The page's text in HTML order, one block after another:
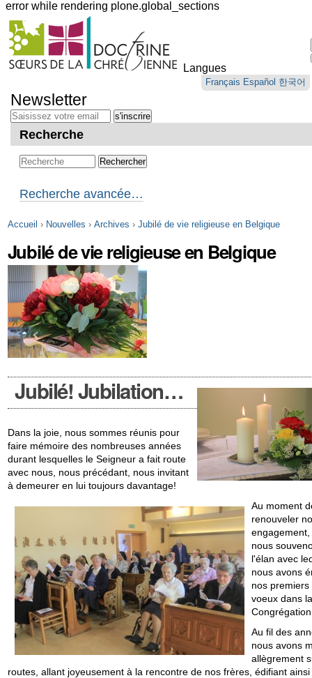
error while rendering plone.global_sections
Outils
personnels
Langues
Français Español 한국어
au
contenu.
Aller
navigation
Newsletter
Recherche
Recherche avancée…
Accueil › Nouvelles › Archives › Jubilé de vie religieuse en Belgique
Jubilé de vie religieuse en Belgique
Jubilé! Jubilation…
Dans la joie, nous sommes réunis pour
faire mémoire des nombreuses années
durant lesquelles le Seigneur a fait route
avec nous, nous précédant, nous invitant
à demeurer en lui toujours davantage!
Au moment
renouveler
engagement,
nous
l'élan avec
nous avons
nos premiers
voeux dans la
Au fil des
nous avons
allègrement
routes, allant joyeusement à la rencontre de nos frères, édifiant ainsi